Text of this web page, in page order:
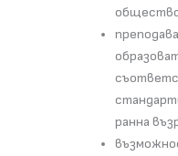
ранна